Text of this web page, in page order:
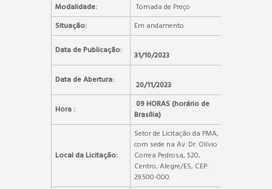
Modalidade:
Tomada de Preço
Situação:
Em andamento
Data de Publicação:
31/10/2023
Data de Abertura:
20/11/2023
Hora :
09 HORAS (horário de
Brasília)
Local da Licitação:
Setor de Licitação da PMA,
com sede na Av. Dr. Olívio
Correa Pedrosa, 520,
Centro, Alegre/ES, CEP:
29.500-000.